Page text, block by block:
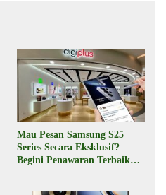
Mau Pesan Samsung S25
Series Secara Eksklusif?
Begini Penawaran Terbaik